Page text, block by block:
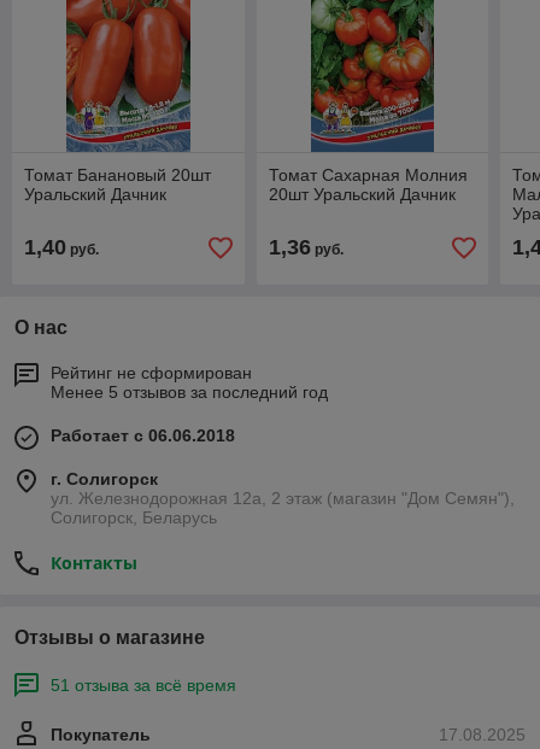
Томат Банановый 20шт
Уральский Дачник
1,40 руб.
Томат Сахарная Молния
20шт Уральский Дачник
1,36руб.
О нас
Рейтинг не сформирован
Менее 5 отзывов за последний год
Работает с 06.06.2018
г. Солигорск
ул. Железнодорожная 12а, 2 этаж (магазин "Дом Семян"),
Солигорск, Беларусь
Контакты
Отзывы о магазине
51 отзыва за всё время
17.08.2025
Покупатель